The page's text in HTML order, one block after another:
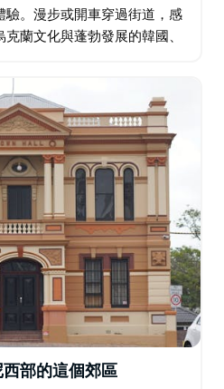
。漫步或開車穿過街道，感
蘭文化與蓬勃發展的韓國、
真寺和寺廟和諧共存。…
部的這個郊區